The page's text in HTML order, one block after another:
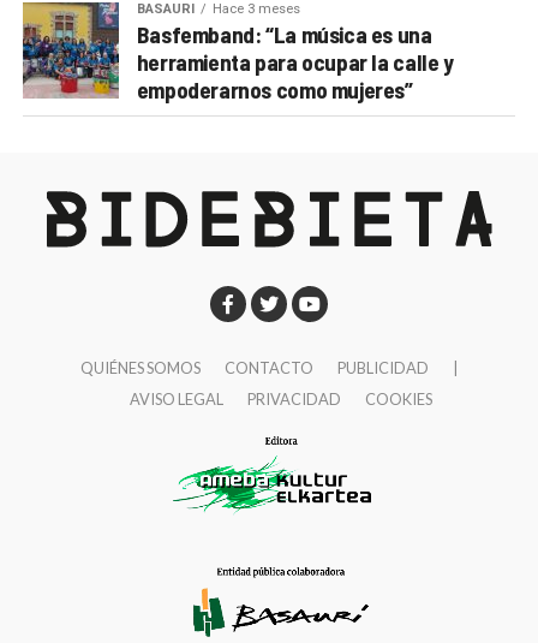
BASAURI Hace 3 meses
Basfemband: “La música es una
herramienta para ocupar la calle y
empoderarnos como mujeres”
QUIÉNES SOMOS CONTACTO PUBLICIDAD
AVISO LEGAL
PRIVACIDAD COOKIES